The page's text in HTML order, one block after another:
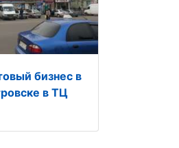
бизнес в
в ТЦ